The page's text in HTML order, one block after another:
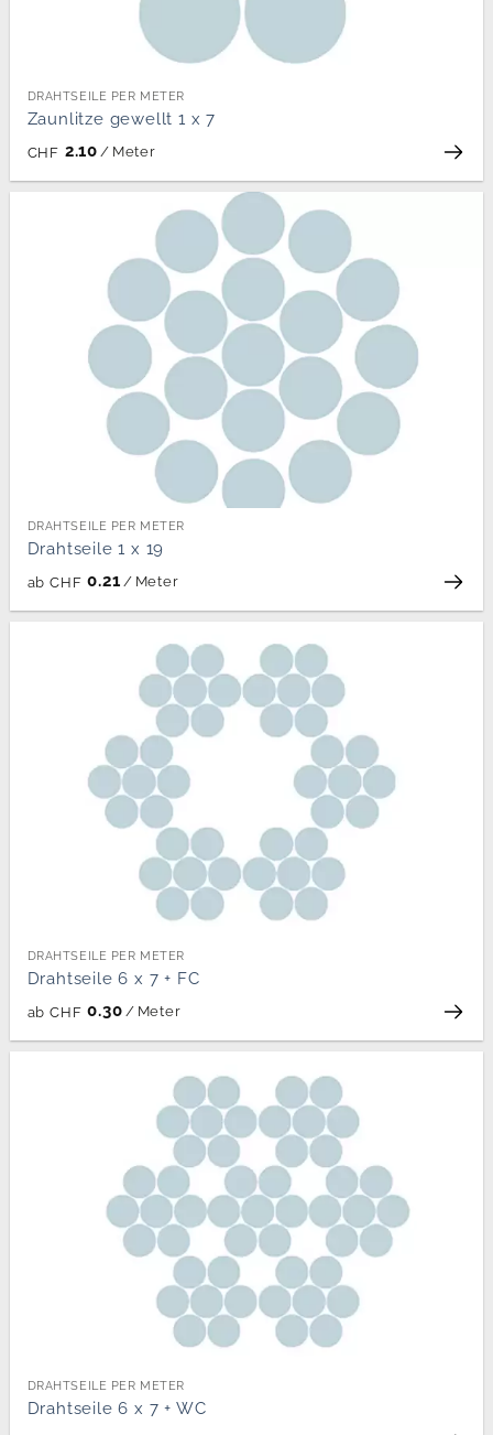
DRAHTSEILE PER METER
Zaunlitze gewellt 1 x 7
CHF 2.10 / Meter
DRAHTSEILE PER METER
Drahtseile 1 x 19
ab CHF 0.21 / Meter
DRAHTSEILE PER METER
Drahtseile 6 x 7 + FC
ab CHF 0.30 / Meter
DRAHTSEILE PER METER
Drahtseile 6 x 7 + WC